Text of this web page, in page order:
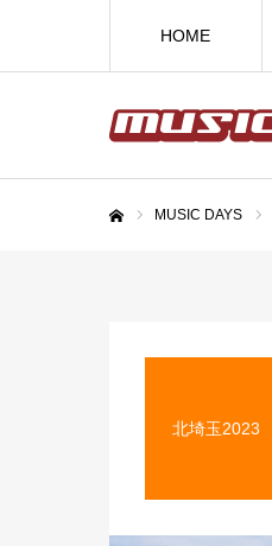
HOME
MUSIC DAYS
北埼玉2023